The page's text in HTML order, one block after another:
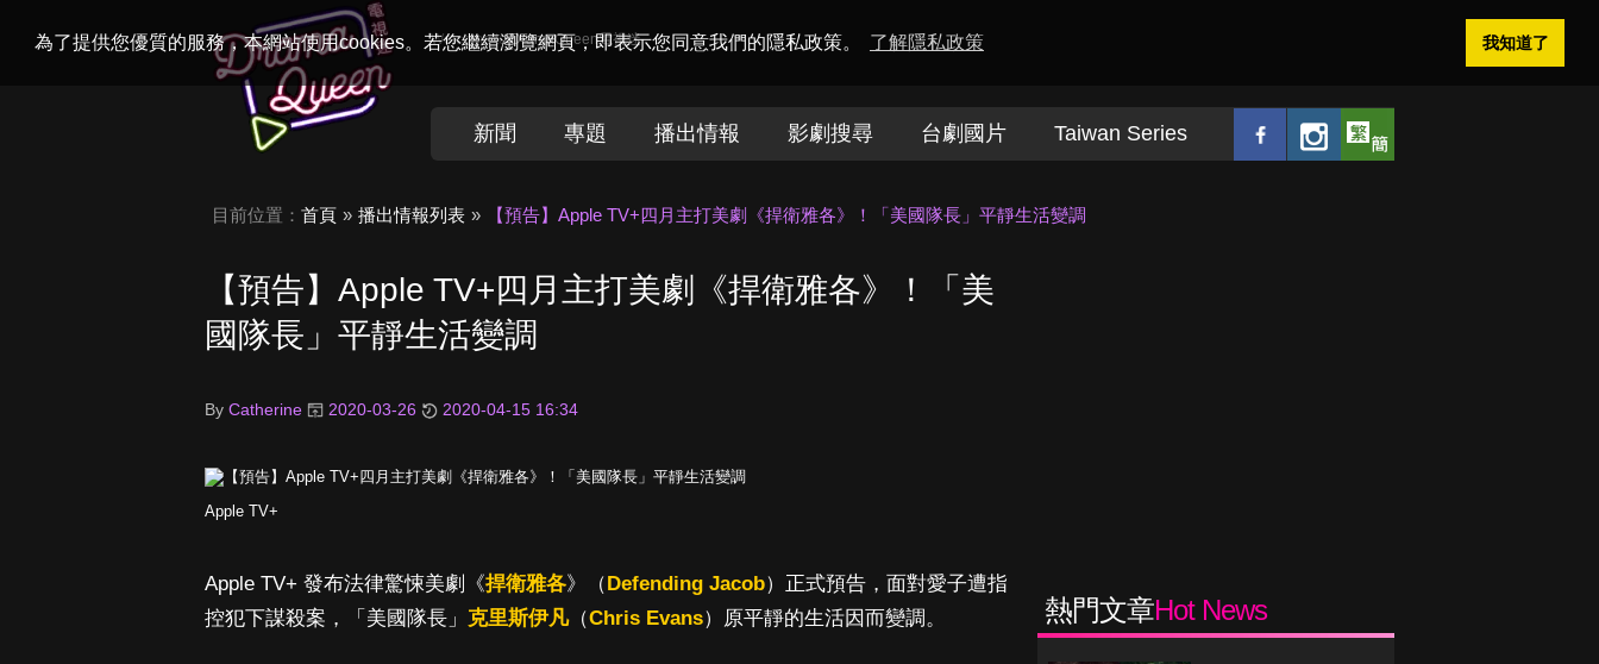
為了提供您優質的服務，本網站使用cookies。若您繼續瀏覽網頁，即表示您同意我們的隱私政策。 了解隱私政策 我知道了
Welcome toDramaQueen電視迷
新聞 專題 播出情報 影劇搜尋 台劇國片 Taiwan Series
目前位置： 首頁 播出情報列表 【預告】Apple TV+四月主打美劇《捍衛雅各》！「美國隊長」平靜生活變調
【預告】Apple TV+四月主打美劇《捍衛雅各》！「美
國隊長」平靜生活變調
By Catherine 2020-03-26 2020-04-15 16:34
Apple TV+
Apple TV+ 發布法律驚悚美劇《捍衛雅各》（Defending Jacob）正式預告，面對愛子遭指
控犯下謀殺案，「美國隊長」 克里斯伊凡（Chris Evans）原平靜的生活因而變調。 熱門文章Hot News